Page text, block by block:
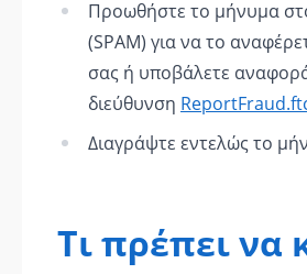
Προωθήστε το μήνυμα
(SPAM) για να το
σας ή υποβάλετε
διεύθυνση
Διαγράψτε εντελώς το
Τι πρέπει να